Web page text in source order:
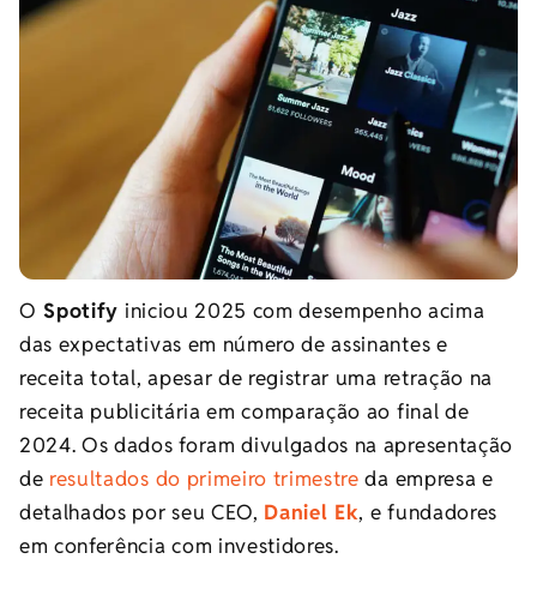
O Spotify iniciou 2025 com desempenho acima
das expectativas em número de assinantes e
receita total, apesar de registrar uma retração na
receita publicitária em comparação ao final de
2024. Os dados foram divulgados na apresentação
de resultados do primeiro trimestre da empresa e
detalhados por seu CEO, Daniel Ek, e fundadores
em conferência com investidores.